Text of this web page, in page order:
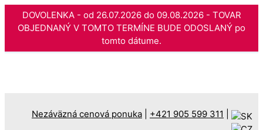
DOVOLENKA - od 26.07.2026 do 09.08.2026 - TOVAR
OBJEDNANÝ V TOMTO TERMÍNE BUDE ODOSLANÝ po
tomto dátume.
Nezáväzná cenová ponuka +421 905 599 311